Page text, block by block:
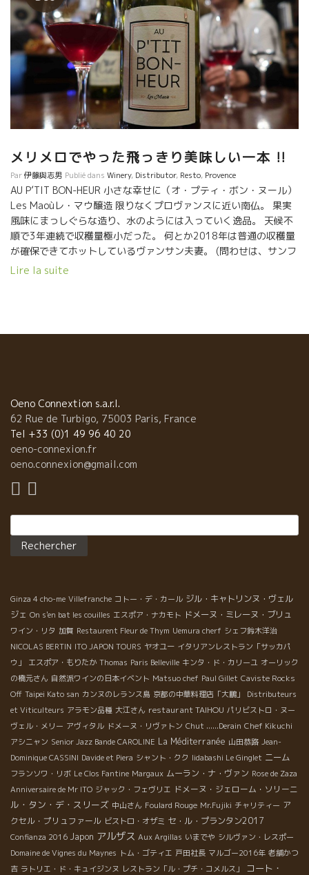
メリメロでやった飛っきり美味しい一本 !!
Par伊藤與志男 Publié dans Winery, Distributor, Resto, Provence
AU P’TIT BON-HEUR 小さな幸せに（オ・プティ・ボン・ヌール）
Les Maoùレ・マウ醸造 限りなくプロヴァンスに近い南仏。 果実
風味にまっしぐらな造り、水のようには入っていく逸品。 天候不
順で3年連続で収穫量極小だった。 何とか2018年は普通の収穫量
が確保できてホットしているヴァンサン夫妻。 (問わせは、サンフ
ォニー社へ)
Lire la suite
Oeno Connextion s.a.r.l.
62 Rue de Turbigo, 75003 Paris, France
Tel +33 (0)1 49 96 40 20
oeno-connexion.fr
oeno.connexion@gmail.com
Ginza 4 cho-me Villefranche コトー・デ・カール ジル・キャトリンヌ・ヴェル
ジェ On s'en bat les couilles エスポア・ナカモト ドメーヌ・ミレーヌ・ブリュ
ワイン・リタ 加賀 Restaurent Fleur de Thym Uemura cherf シェフ鈴木洋治
NICOLAS BERTIN ITO JAPON TOURS ヤオユー イタリアンレストラン「サッカパ
ウ」
エスポア・もりたか Thomas Paris Belleville キンタ・ド・カリーユ オーリック
の橋元さん 自然派ワインの日本イベント Matsuo chef Paul Gillet Caviste Rocks
Off Taipei Kato san カンヌのレランス島 京都の中華料理店「大鵬」
Distributeurs
et Viticulteurs アラモン品種 大江さん restaurant TAIHOU パリビストロ・ヌー
ヴェル・メリー アヴィタル ドメーヌ・リヴァトン Chut ......Derain Chef Kikuchi
アシニャン Senior Jazz Bande CAROLINE La Méditerranée 山田恭路 Jean-
Dominique CASSINI Davide et Piera シャント・クク Iidabashi Le Ginglet ニーム
フランソワ・リボ Le Clos Fantine Margaux ムーラン・ナ・ヴァン Rose de Zaza
Anniversaire de Mr ITO ジャック・フェヴリエ ドメーヌ・ジェローム・ソリーニ
ル・タン・デ・スリーズ 中山さん Foulard Rouge Mr.Fujiki チャリティー ア
クセル・プリュファール ビストロ・オザミ セ・ル・プランタン2017
Confianza 2016 Japon アルザス Aux Argillas いまでや シルヴァン・レスポー
Domaine de Vignes du Maynes トム・ゴティエ 戸田社長 マルゴー2016年 老舗かつ
吉 ラトリエ・ド・キュイジンヌ レストラン「ル・プチ・コメルス」
コート・